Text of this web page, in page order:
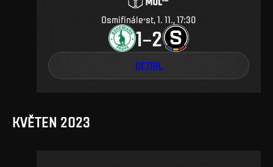
Osmifinále st, 1. 11., 17:30
1–2
DETAIL
KVĚTEN 2023